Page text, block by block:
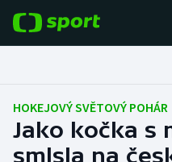
Fotbal
Hokej
HOKEJOVÝ SVĚTOVÝ POHÁR
Jako kočka s
smlsla na